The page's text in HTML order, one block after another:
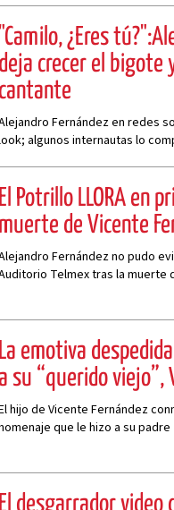
"Camilo, ¿Eres
deja crecer el bigote
cantante
Fernández en redes
algunos internautas lo
El Potrillo LLORA en
muerte de Vicente
Fernández no pudo
Telmex tras la muerte
La emotiva
su “querido viejo”,
hijo de Vicente Fernández
que le hizo a su padre
El desgarrador video